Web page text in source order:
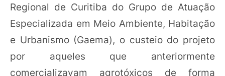
Regional de Curitiba do Grupo de Atuação
Especializada em Meio Ambiente, Habitação
e Urbanismo (Gaema), o custeio do projeto
por aqueles que anteriormente
comercializavam agrotóxicos de forma